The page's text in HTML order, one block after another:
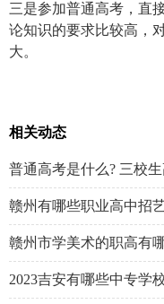
三是参加普通高考，直
论知识的要求比较高，
大。
相关动态
普通高考是什么? 三校
赣州有哪些职业高中招
赣州市学美术的职高有
2023吉安有哪些中专学